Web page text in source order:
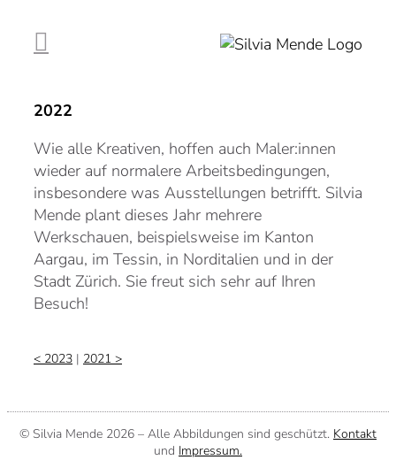
Inhalt
springen
2022
Wie alle Kreativen, hoffen auch Maler:innen
wieder auf normalere Arbeitsbedingungen,
insbesondere was Ausstellungen betrifft. Silvia
Mende plant dieses Jahr mehrere
Werkschauen, beispielsweise im Kanton
Aargau, im Tessin, in Norditalien und in der
Stadt Zürich. Sie freut sich sehr auf Ihren
Besuch!
< 2023 | 2021 >
© Silvia Mende 2026 – Alle Abbildungen sind geschützt. Kontakt
und Impressum.